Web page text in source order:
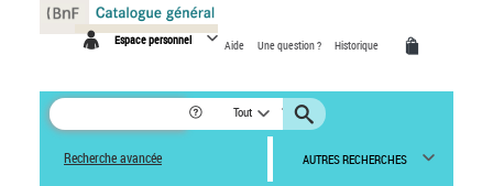
Espace personnel Aide Une question ? Historique
Tout
Recherche avancée AUTRES RECHERCHES
Panneau de gestion des cookies